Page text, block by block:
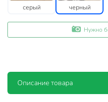
серый черный
Нужно
Описание товара